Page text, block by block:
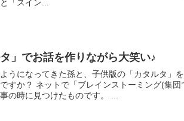
「スイン...
」でお話を作りながら大笑い♪
うになってきた孫と、子供版の「カタルタ」を
で行うアイデア出し)」
の時に見つけたものです。 ...